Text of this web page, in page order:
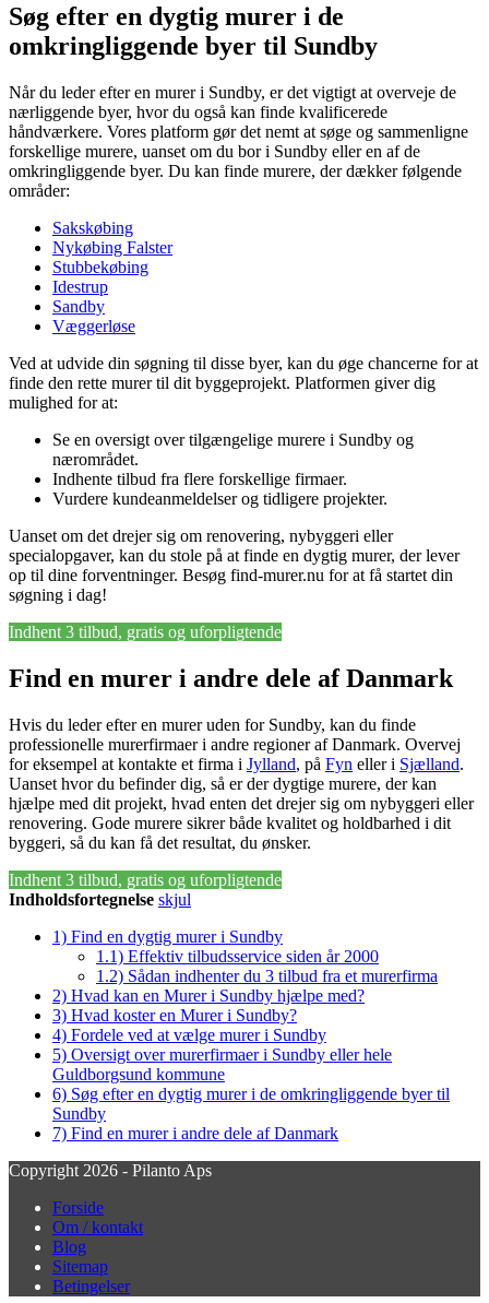
Søg efter en dygtig murer i de
omkringliggende byer til Sundby
Når du leder efter en murer i Sundby, er det vigtigt at overveje de
nærliggende byer, hvor du også kan finde kvalificerede
håndværkere. Vores platform gør det nemt at søge og sammenligne
forskellige murere, uanset om du bor i Sundby eller en af de
omkringliggende byer. Du kan finde murere, der dækker følgende
områder:
Sakskøbing
Nykøbing Falster
Stubbekøbing
Idestrup
Sandby
Væggerløse
Ved at udvide din søgning til disse byer, kan du øge chancerne for at
finde den rette murer til dit byggeprojekt. Platformen giver dig
mulighed for at:
Se en oversigt over tilgængelige murere i Sundby og
nærområdet.
Indhente tilbud fra flere forskellige firmaer.
Vurdere kundeanmeldelser og tidligere projekter.
Uanset om det drejer sig om renovering, nybyggeri eller
specialopgaver, kan du stole på at finde en dygtig murer, der lever
op til dine forventninger. Besøg find-murer.nu for at få startet din
søgning i dag!
Indhent 3 tilbud, gratis og uforpligtende
Find en murer i andre dele af Danmark
Hvis du leder efter en murer uden for Sundby, kan du finde
professionelle murerfirmaer i andre regioner af Danmark. Overvej
for eksempel at kontakte et firma i Jylland, på Fyn eller i Sjælland.
Uanset hvor du befinder dig, så er der dygtige murere, der kan
hjælpe med dit projekt, hvad enten det drejer sig om nybyggeri eller
renovering. Gode murere sikrer både kvalitet og holdbarhed i dit
byggeri, så du kan få det resultat, du ønsker.
Indhent 3 tilbud, gratis og uforpligtende
Indholdsfortegnelse skjul
1) Find en dygtig murer i Sundby
1.1) Effektiv tilbudsservice siden år 2000
1.2) Sådan indhenter du 3 tilbud fra et murerfirma
2) Hvad kan en Murer i Sundby hjælpe med?
3) Hvad koster en Murer i Sundby?
4) Fordele ved at vælge murer i Sundby
5) Oversigt over murerfirmaer i Sundby eller hele
Guldborgsund kommune
6) Søg efter en dygtig murer i de omkringliggende byer til
Sundby
7) Find en murer i andre dele af Danmark
Copyright 2026 - Pilanto Aps
Forside
Om / kontakt
Blog
Sitemap
Betingelser